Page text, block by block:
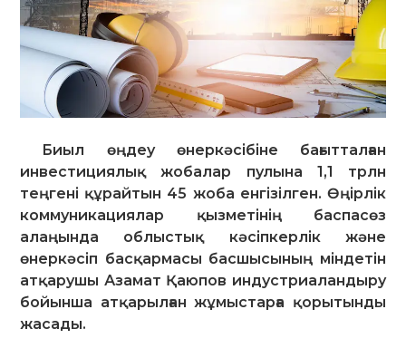
Биыл өңдеу өнеркәсібіне бағытталған
инвестициялық жобалар пулына 1,1 трлн
теңгені құрайтын 45 жоба енгізілген. Өңірлік
коммуникациялар қызметінің баспасөз
алаңында облыстық кәсіпкерлік және
өнеркәсіп басқармасы басшысының міндетін
атқарушы Азамат Қаюпов индустриаландыру
бойынша атқарылған жұмыстарға қорытынды
жасады.